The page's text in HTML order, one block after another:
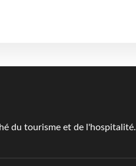
du tourisme et de l'hospitalité.